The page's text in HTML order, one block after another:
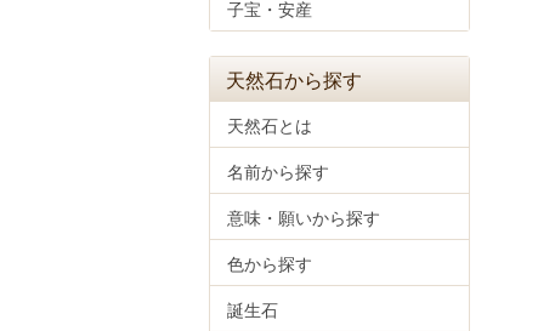
子宝・安産
天然石から探す
天然石とは
名前から探す
意味・願いから探す
色から探す
誕生石